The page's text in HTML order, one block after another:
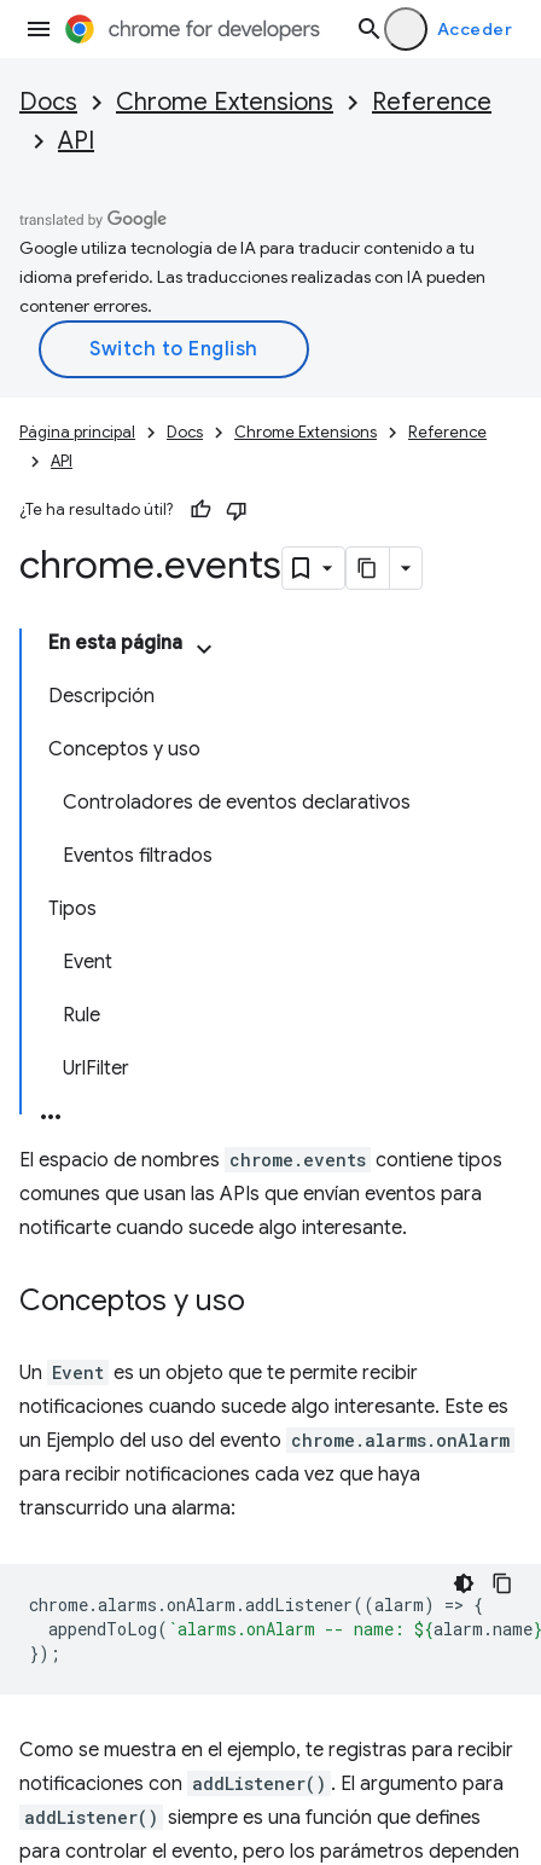
Acceder
Docs Chrome Extensions
Reference
API
Google utiliza tecnología de IA para traducir contenido a tu
idioma preferido. Las traducciones realizadas con IA pueden
contener errores.
Página principal Docs Chrome Extensions
Reference
API
¿Te ha resultado útil?
chrome.events
En esta página
Descripción
Conceptos y uso
Controladores de eventos declarativos
Eventos filtrados
Tipos
Event
Rule
UrlFilter
El espacio de nombres chrome.events contiene tipos
comunes que usan las APIs que envían eventos para
notificarte cuando sucede algo interesante.
Conceptos y uso
Un Event es un objeto que te permite recibir
notificaciones cuando sucede algo interesante. Este es
un Ejemplo del uso del evento chrome.alarms.onAlarm
para recibir notificaciones cada vez que haya
transcurrido una alarma:
chrome.alarms .onAlarm .addListener((alarm) => {
appendToLog( `alarms.onAlarm -- name: ${alarm .name}
});
Como se muestra en el ejemplo, te registras para recibir
notificaciones con addListener() . El argumento para
addListener() siempre es una función que defines
para controlar el evento, pero los parámetros dependen